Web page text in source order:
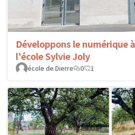
Développons le numérique à
l'école Sylvie Joly
école de Dierre
0 1